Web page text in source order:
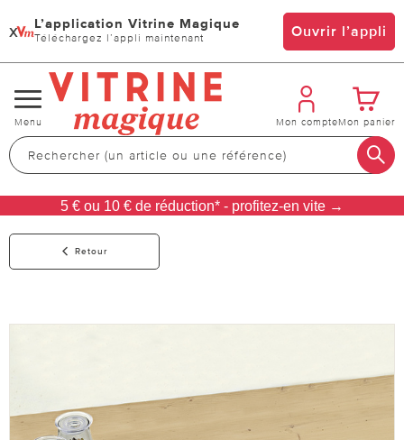
x L’application Vitrine Magique
Téléchargez l’appli maintenant Ouvrir l’appli
Changer
de
navigation
Menu Mon compteMon panier
5 € ou 10 € de réduction* - profitez-en vite →
Retour